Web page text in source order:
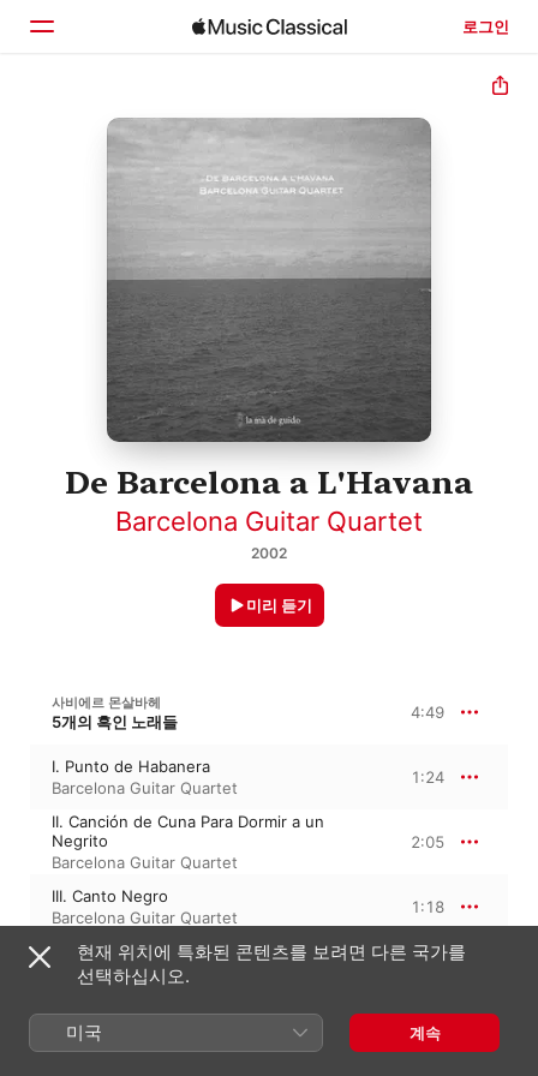
로그인
둘러보기
De Barcelona a L'Havana
Barcelona Guitar Quartet
2002
미리 듣기
사비에르 몬살바헤
5개의 흑인 노래들 4:49
I. Punto de Habanera
Barcelona Guitar Quartet
1:24
II. Canción de Cuna Para Dormir a un
Negrito
Barcelona Guitar Quartet
2:05
III. Canto Negro
Barcelona Guitar Quartet
1:18
사비에르 몬살바헤
Nana
3:24
현재 위치에 특화된 콘텐츠를 보려면 다른 국가를
선택하십시오.
미국 계속